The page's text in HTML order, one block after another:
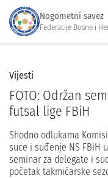
Nogometni savez
Federacije Bosne i
Vijesti
FOTO: Održan
futsal lige FBiH
Shodno odlukama
suce i suđenje NS FBiH
seminar za delegate i
početak takmičarske